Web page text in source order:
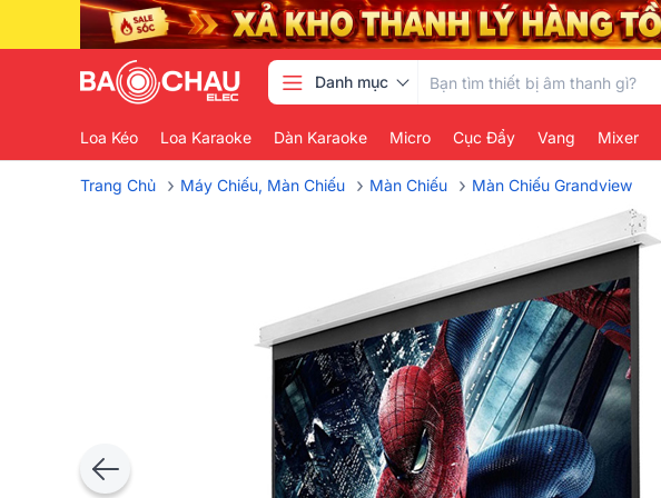
Danh mục
Loa Kéo Loa Karaoke Dàn Karaoke Micro Cục Đẩy Vang Mixer
Trang Chủ › Máy Chiếu, Màn Chiếu › Màn Chiếu › Màn Chiếu Grandview